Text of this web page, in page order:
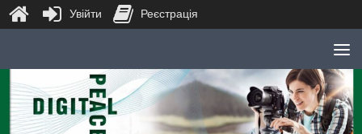
Skip to content
Увійти Реєстрація